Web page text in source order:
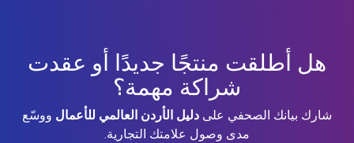
هل أطلقت منتجًا جديدًا أو عقدت
شراكة مهمة؟
شارك بيانك الصحفي على دليل الأردن العالمي للأعمال ووسّع
مدى وصول علامتك التجارية.